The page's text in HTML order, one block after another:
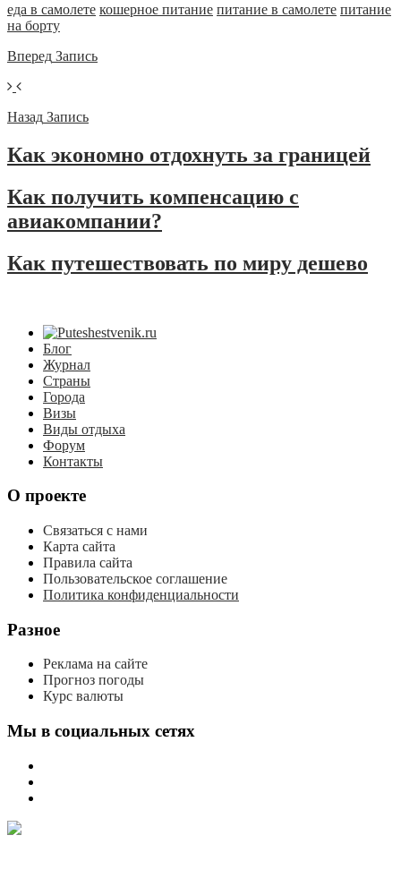
еда в самолете кошерное питание питание в самолете питание
на борту
Вперед Запись
Назад Запись
Как экономно отдохнуть за границей
Как получить компенсацию с
авиакомпании?
Как путешествовать по миру дешево
Блог
Журнал
Страны
Города
Визы
Виды отдыха
Форум
Контакты
О проекте
Связаться с нами
Карта сайта
Правила сайта
Пользовательское соглашение
Политика конфиденциальности
Разное
Реклама на сайте
Прогноз погоды
Курс валюты
Мы в социальных сетях